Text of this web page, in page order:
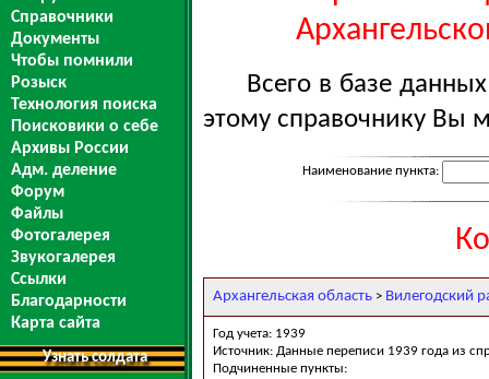
Справочники
Документы
Чтобы помнили
Розыск
Технология поиска
Поисковики о себе
Архивы России
Адм. деление
Форум
Файлы
Фотогалерея
Звукогалерея
Ссылки
Благодарности
Карта сайта
Узнать солдата
Всего в базе
этому справочнику Вы
Наименование пункта:
Архангельская область > Вилегодский
Год учета: 1939
Источник: Данные переписи 1939 года из
Подчиненные пункты: